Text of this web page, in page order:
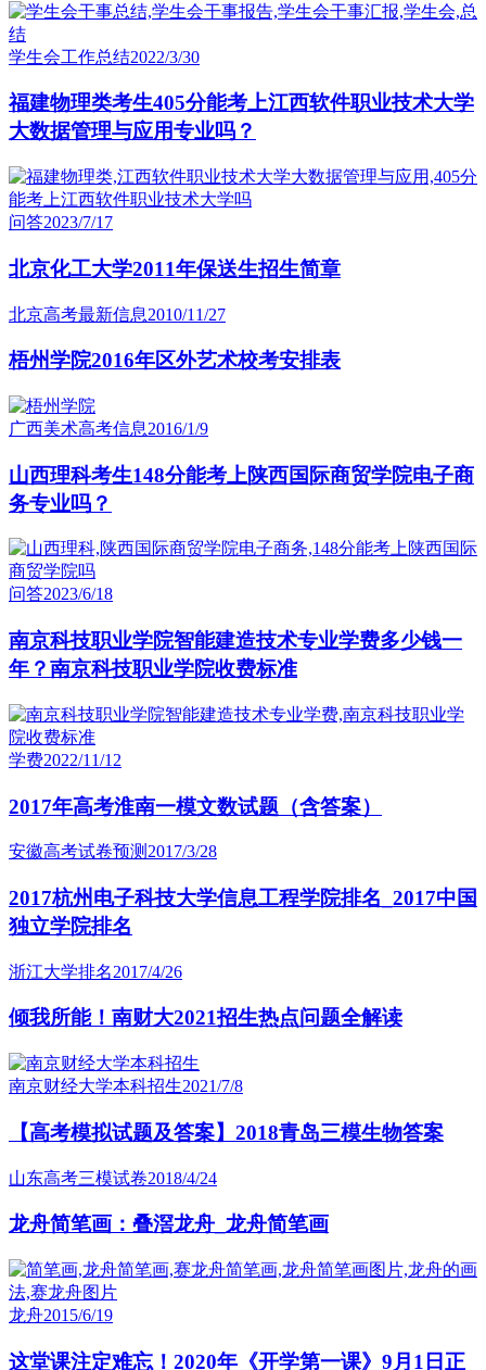
学生会工作总结2022/3/30
福建物理类考生405分能考上江西软件职业技术大学
大数据管理与应用专业吗？
问答2023/7/17
北京化工大学2011年保送生招生简章
北京高考最新信息2010/11/27
梧州学院2016年区外艺术校考安排表
广西美术高考信息2016/1/9
山西理科考生148分能考上陕西国际商贸学院电子商
务专业吗？
问答2023/6/18
南京科技职业学院智能建造技术专业学费多少钱一
年？南京科技职业学院收费标准
学费2022/11/12
2017年高考淮南一模文数试题（含答案）
安徽高考试卷预测 2017/3/28
2017杭州电子科技大学信息工程学院排名_2017中国
独立学院排名
浙江大学排名2017/4/26
倾我所能！南财大2021招生热点问题全解读
南京财经大学本科招生2021/7/8
【高考模拟试题及答案】2018青岛三模生物答案
山东高考三模试卷2018/4/24
龙舟简笔画：叠滘龙舟_龙舟简笔画
龙舟2015/6/19
这堂课注定难忘！2020年《开学第一课》9月1日正